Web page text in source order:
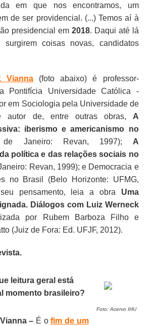
em que nos encontramos, um
de ser providencial. (...) Temos aí à
presidencial em 2018. Daqui até lá
coisas novas, candidatos
Vianna(foto abaixo) é professor-
Pontifícia Universidade Católica -
em Sociologia pela Universidade de
autor de, entre outras obras, A
iberismo e americanismo no
Janeiro: Revan, 1997); A
política e das relações sociais no
Revan, 1999); e Democracia e
no Brasil (Belo Horizonte: UFMG,
pensamento, leia a obra Uma
Diálogos com Luiz Werneck
por Rubem Barboza Filho e
(Juiz de Fora: Ed. UFJF, 2012).
Foto: Acervo IHU
leitura geral está
momento brasileiro?
– É ofim de um